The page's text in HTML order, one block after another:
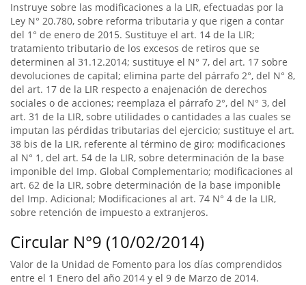
Instruye sobre las modificaciones a la LIR, efectuadas por la
Ley N° 20.780, sobre reforma tributaria y que rigen a contar
del 1° de enero de 2015. Sustituye el art. 14 de la LIR;
tratamiento tributario de los excesos de retiros que se
determinen al 31.12.2014; sustituye el N° 7, del art. 17 sobre
devoluciones de capital; elimina parte del párrafo 2°, del N° 8,
del art. 17 de la LIR respecto a enajenación de derechos
sociales o de acciones; reemplaza el párrafo 2°, del N° 3, del
art. 31 de la LIR, sobre utilidades o cantidades a las cuales se
imputan las pérdidas tributarias del ejercicio; sustituye el art.
38 bis de la LIR, referente al término de giro; modificaciones
al N° 1, del art. 54 de la LIR, sobre determinación de la base
imponible del Imp. Global Complementario; modificaciones al
art. 62 de la LIR, sobre determinación de la base imponible
del Imp. Adicional; Modificaciones al art. 74 N° 4 de la LIR,
sobre retención de impuesto a extranjeros.
Circular N°9 (10/02/2014)
Valor de la Unidad de Fomento para los días comprendidos
entre el 1 Enero del año 2014 y el 9 de Marzo de 2014.